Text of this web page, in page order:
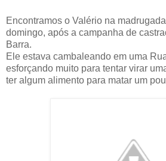
Encontramos o Valério na
domingo, após a campanha de
Barra.
Ele estava cambaleando em uma
esforçando muito para tentar virar
ter algum alimento para matar um